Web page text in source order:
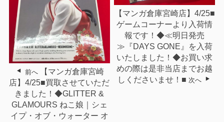
前へ
【マンガ倉庫宮崎
店】4/25■買取させていただ
きました！◆GLITTER &
GLAMOURS ねこ娘｜シェ
イプ・オブ・ウォーター オ
【マンガ倉庫宮崎店】4/25■
ゲームコーナーより入荷情
報です！◆≪明日発売
≫『DAYS GONE』を入荷
いたしました！◆お買い求
めの際は是非当店までお越
しくださいませ！■ 次へ